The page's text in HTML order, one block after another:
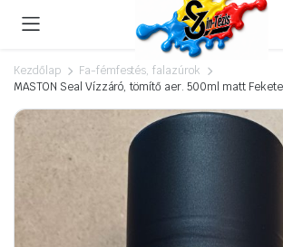
Kezdőlap
Fa-fémfestés, falazúrok
MASTON Seal Vízzáró, tömítő aer. 500ml matt Fekete